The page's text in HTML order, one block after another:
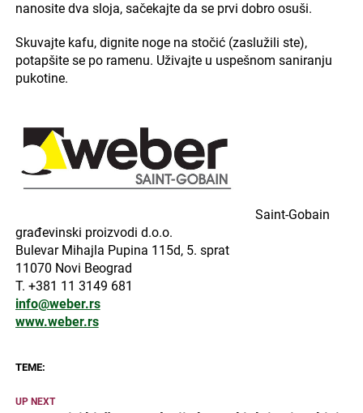
nanosite dva sloja, sačekajte da se prvi dobro osuši.
Skuvajte kafu, dignite noge na stočić (zaslužili ste),
potapšite se po ramenu. Uživajte u uspešnom saniranju
pukotine.
Saint-Gobain
građevinski proizvodi d.o.o.
Bulevar Mihajla Pupina 115d, 5. sprat
11070 Novi Beograd
T. +381 11 3149 681
info@weber.rs
www.weber.rs
TEME:
UP NEXT